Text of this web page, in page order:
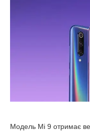
Модель Mi 9 отримає